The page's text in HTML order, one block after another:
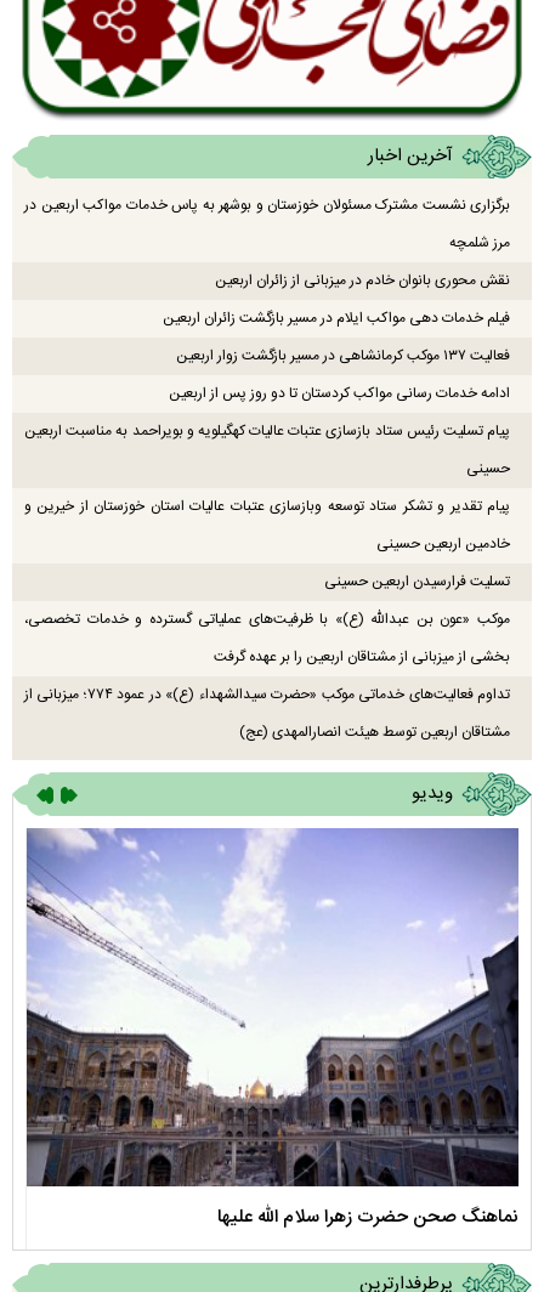
آخرین اخبار
برگزاری نشست مشترک مسئولان خوزستان و بوشهر به پاس خدمات مواکب اربعین در
مرز شلمچه
نقش محوری بانوان خادم در میزبانی از زائران اربعین
فیلم خدمات دهی مواکب ایلام در مسیر بازگشت زائران اربعین
فعالیت ۱۳۷ موکب کرمانشاهی در مسیر بازگشت زوار اربعین
ادامه خدمات رسانی مواکب کردستان تا دو روز پس از اربعین
پیام تسلیت رئیس ستاد بازسازی عتبات عالیات کهگیلویه و بویراحمد به مناسبت اربعین
حسینی
پیام تقدیر و تشکر ستاد توسعه وبازسازی عتبات عالیات استان خوزستان از خیرین و
خادمین اربعین حسینی
تسلیت فرارسیدن اربعین حسینی
موکب «عون بن عبدالله (ع)» با ظرفیت‌های عملیاتی گسترده و خدمات تخصصی،
بخشی از میزبانی از مشتاقان اربعین را بر عهده گرفت
تداوم فعالیت‌های خدماتی موکب «حضرت سیدالشهداء (ع)» در عمود ۷۷۴؛ میزبانی از
مشتاقان اربعین توسط هیئت انصارالمهدی (عج)
ویدیو
نماهنگ صحن حضرت زهرا سلام الله علیها
پرطرفدارترین